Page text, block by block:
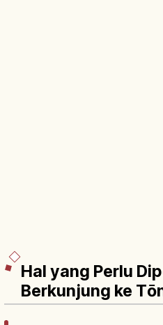
Hal yang Perlu
Berkunjung ke